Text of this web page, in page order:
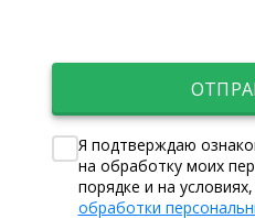
Я подтверждаю
на обработку моих
порядке и на
обработки